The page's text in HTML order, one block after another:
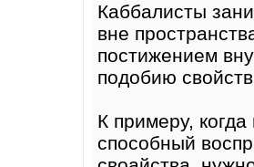
Каббалисты
вне
постижением
подобию
К примеру,
способный